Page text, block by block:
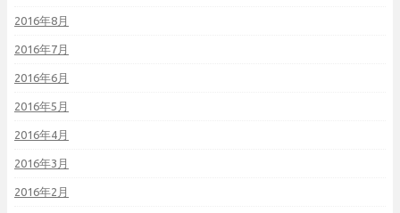
2016年8月
2016年7月
2016年6月
2016年5月
2016年4月
2016年3月
2016年2月